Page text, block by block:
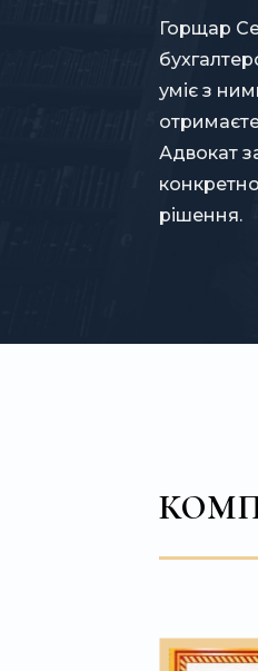
Горщар
уміє з
Адвокат
рішення.